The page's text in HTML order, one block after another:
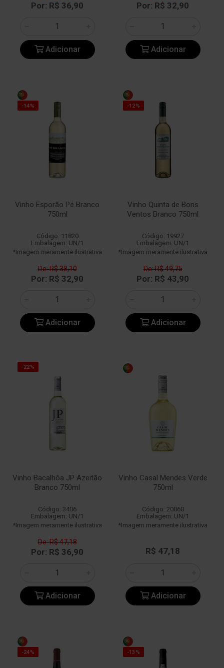
Por: R$ 36,90
Adicionar
Por: R$ 32,90
Adicionar
-14%
Vinho Esporão Pé Branco
750ml
Código: 11820
Embalagem: UN/1
*Imagem meramente ilustrativa
De: R$ 38,10
Por: R$ 32,90
Adicionar
-12%
Vinho Quinta de Bons
Ventos Branco 750ml
Código: 19927
Embalagem: UN/1
*Imagem meramente ilustrativa
De: R$ 49,75
Por: R$ 43,90
Adicionar
-22%
Vinho Bacalhôa JP Azeitão
Branco 750ml
Código: 3406
Embalagem: UN/1
*Imagem meramente ilustrativa
De: R$ 47,18
Por: R$ 36,90
Adicionar
Vinho Casal Mendes Verde
750ml
Código: 20060
Embalagem: UN/1
*Imagem meramente ilustrativa
R$ 47,18
Adicionar
-24% -13%